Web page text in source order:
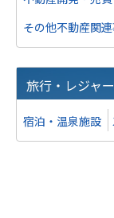
その他不動産関
旅行・レジャ
宿泊・温泉施設